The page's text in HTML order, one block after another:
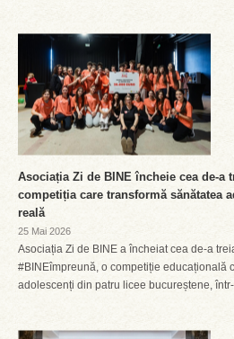
Asociația Zi de BINE încheie cea de-a
competiția care transformă sănătatea
reală
25 Mai 2026
Asociația Zi de BINE a încheiat cea de-a
#BINEîmpreună, o competiție educațională
adolescenți din patru licee bucureștene,